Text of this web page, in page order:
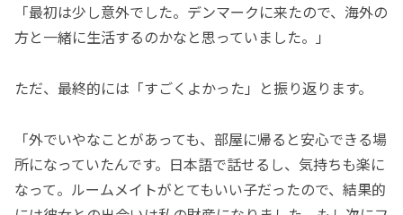
「最初は少し意外でした。デンマークに来たので、海外の
方と一緒に生活するのかなと思っていました。」
ただ、最終的には「すごくよかった」と振り返ります。
「外でいやなことがあっても、部屋に帰ると安心できる場
所になっていたんです。日本語で話せるし、気持ちも楽に
なって。ルームメイトがとてもいい子だったので、結果的